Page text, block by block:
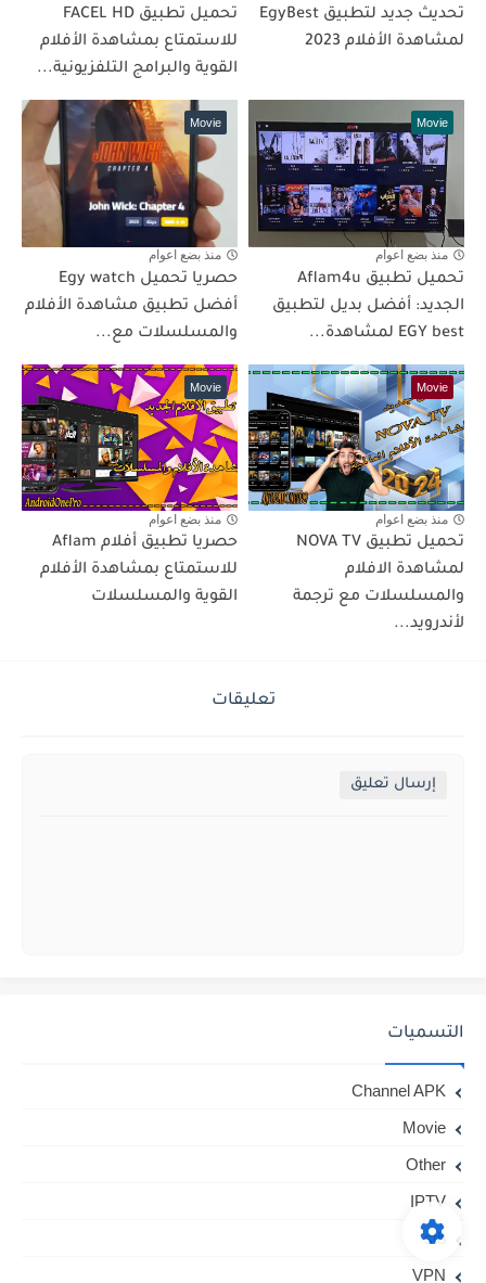
تحديث جديد لتطبيق EgyBest
لمشاهدة الأفلام 2023
تحميل تطبيق FACEL HD
للاستمتاع بمشاهدة الأفلام
القوية والبرامج التلفزيونية...
Movie
منذ بضع اعوام
تحميل تطبيق Aflam4u
الجديد: أفضل بديل لتطبيق
EGY best لمشاهدة...
Movie
منذ بضع اعوام
حصريا تحميل Egy watch
أفضل تطبيق مشاهدة الأفلام
والمسلسلات مع...
Movie
منذ بضع اعوام
تحميل تطبيق NOVA TV
لمشاهدة الافلام
والمسلسلات مع ترجمة
لأندرويد...
Movie
منذ بضع اعوام
حصريا تطبيق أفلام Aflam
للاستمتاع بمشاهدة الأفلام
القوية والمسلسلات
تعليقات
إرسال تعليق
التسميات
Channel APK
Movie
Other
IPTV
stb
VPN